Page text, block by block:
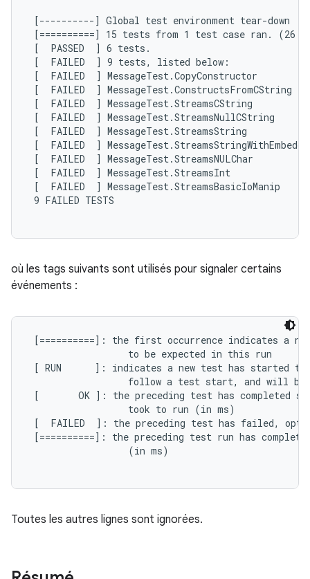
[----------] Global test environment tear-down
[==========] 15 tests from 1 test case ran. (26
[  PASSED  ] 6 tests.
[  FAILED  ] 9 tests, listed below:
[  FAILED  ] MessageTest.CopyConstructor
[  FAILED  ] MessageTest.ConstructsFromCString
[  FAILED  ] MessageTest.StreamsCString
[  FAILED  ] MessageTest.StreamsNullCString
[  FAILED  ] MessageTest.StreamsString
[  FAILED  ]
[  FAILED  ] MessageTest.StreamsNULChar
[  FAILED  ] MessageTest.StreamsInt
[  FAILED  ] MessageTest.StreamsBasicIoManip
9 FAILED TESTS
où les tags suivants sont utilisés pour signaler certains
événements :
[==========]: the first occurrence indicates a
                  to be expected in this run
[ RUN      ]: indicates a new test has started to
follow a test start, and will
[       OK ]: the preceding test has completed
                  took to run (in ms)
[  FAILED  ]: the preceding test has failed,
[==========]: the preceding test run has
                  (in ms)
Toutes les autres lignes sont ignorées.